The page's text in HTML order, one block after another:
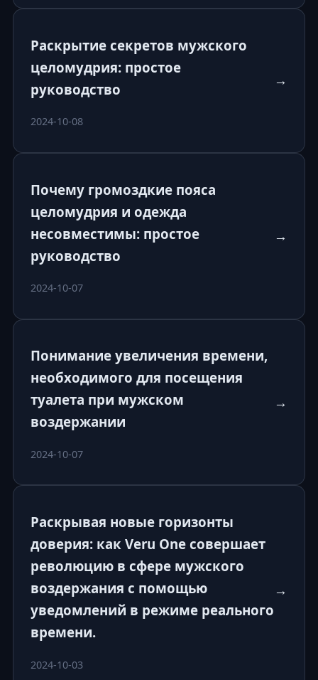
Раскрытие секретов мужского
целомудрия: простое
руководство
2024-10-08
→
Почему громоздкие пояса
целомудрия и одежда
несовместимы: простое
руководство
2024-10-07
→
Понимание увеличения времени,
необходимого для посещения
туалета при мужском
воздержании
2024-10-07
→
Раскрывая новые горизонты
доверия: как Veru One совершает
революцию в сфере мужского
воздержания с помощью
уведомлений в режиме реального
времени.
2024-10-03
→